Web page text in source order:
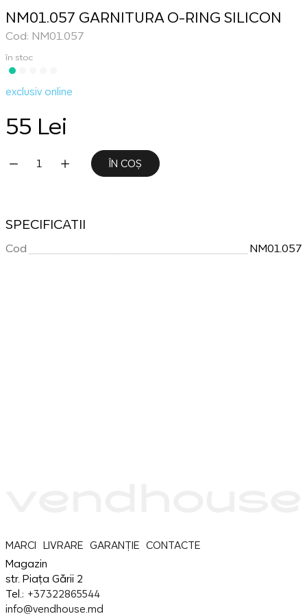
NM01.057 GARNITURA O-RING SILICON
Cod: NM01.057
în stoc
exclusiv online
55 Lei
ÎN COȘ
SPECIFICATII
Cod NM01.057
MARCI LIVRARE GARANȚIE
CONTACTE
Magazin
str. Piața Gării 2
Tel.: +37322865544
info@vendhouse.md